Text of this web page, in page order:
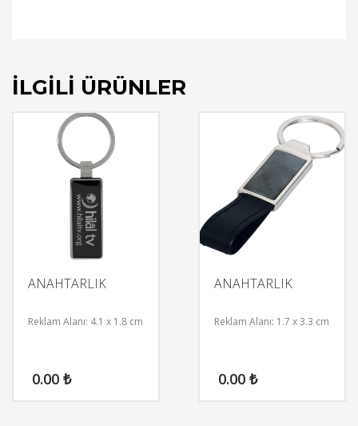
İLGILI ÜRÜNLER
ANAHTARLIK
Reklam Alanı: 4.1 x 1.8 cm
0.00 ₺
ANAHTARLIK
Reklam Alanı: 1.7 x 3.3 cm
0.00 ₺